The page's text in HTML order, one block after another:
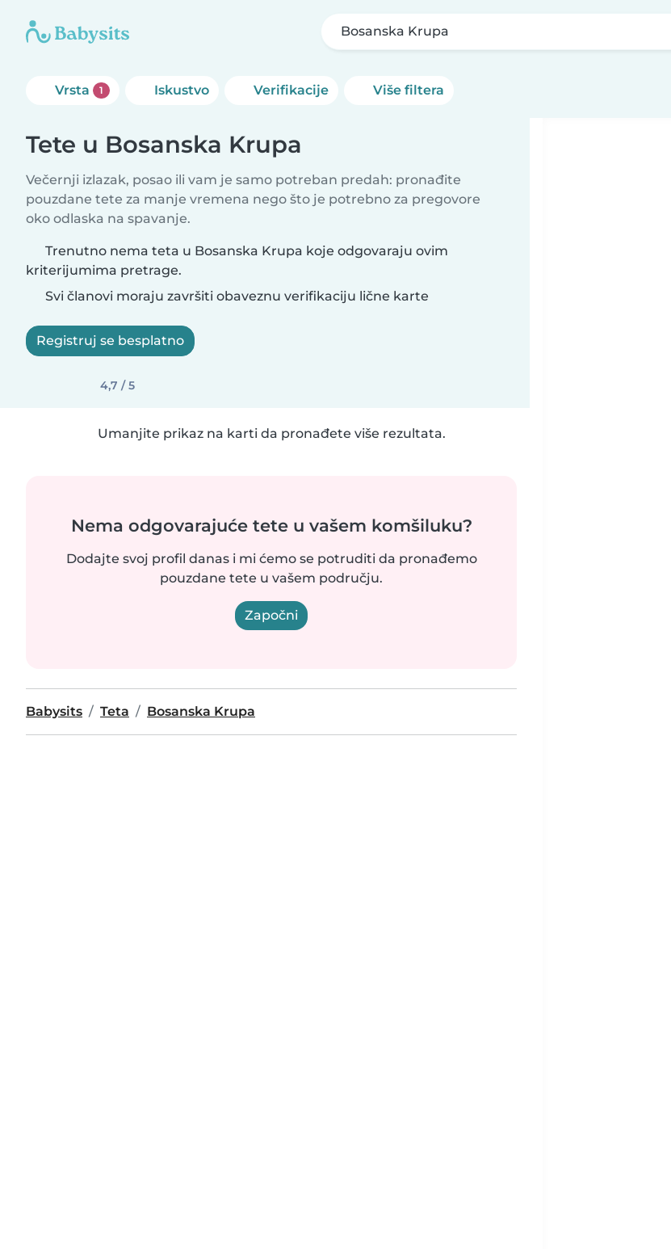
Bosanska Krupa
Vrsta 1 Iskustvo Verifikacije Više filtera
Tete u Bosanska Krupa
Večernji izlazak, posao ili vam je samo potreban predah: pronađite
pouzdane tete za manje vremena nego što je potrebno za pregovore
oko odlaska na spavanje.
Trenutno nema teta u Bosanska Krupa koje odgovaraju ovim
kriterijumima pretrage.
Svi članovi moraju završiti obaveznu verifikaciju lične karte
Registruj se besplatno
4,7 / 5
Umanjite prikaz na karti da pronađete više rezultata.
Nema odgovarajuće tete u vašem komšiluku?
Dodajte svoj profil danas i mi ćemo se potruditi da pronađemo
pouzdane tete u vašem području.
Započni
Babysits Teta Bosanska Krupa